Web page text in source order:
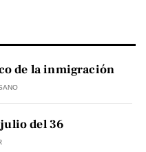
de la inmigración
del 36